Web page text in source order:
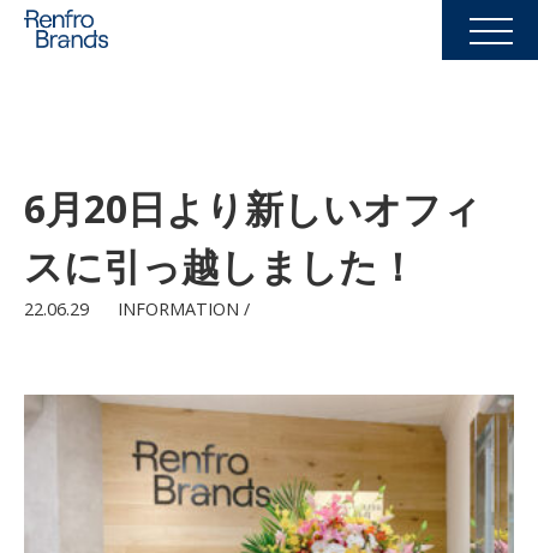
6月20日より新しいオフィ
スに引っ越しました！
22.06.29 INFORMATION /